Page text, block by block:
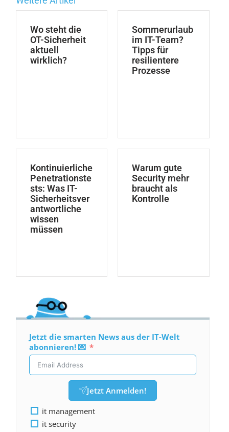
Wo steht die
OT-Sicherheit
aktuell
wirklich?
Sommerurlaub
im IT-Team?
Tipps für
resilientere
Prozesse
Kontinuierliche
Penetrationste
sts: Was IT-
Sicherheitsver
antwortliche
wissen
müssen
Warum gute
Security mehr
braucht als
Kontrolle
Jetzt die smarten News aus der IT-Welt
abonnieren! 💌
Jetzt Anmelden!
it management
it security